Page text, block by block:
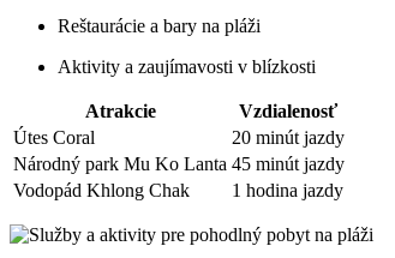
Reštaurácie a bary na pláži
Aktivity a zaujímavosti v blízkosti
Atrakcie
Vzdialenosť
Útes Coral
20 minút jazdy
Národný park Mu Ko Lanta 45 minút jazdy
Vodopád Khlong Chak
1 hodina jazdy